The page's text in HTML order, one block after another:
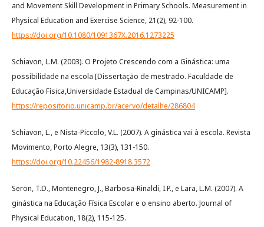
and Movement Skill Development in Primary Schools. Measurement in
Physical Education and Exercise Science, 21(2), 92-100.
https://doi.org/10.1080/1091367X.2016.1273225
Schiavon, L.M. (2003). O Projeto Crescendo com a Ginástica: uma
possibilidade na escola [Dissertação de mestrado. Faculdade de
Educação Física,Universidade Estadual de Campinas/UNICAMP].
https://repositorio.unicamp.br/acervo/detalhe/286804
Schiavon, L., e Nista-Piccolo, V.L. (2007). A ginástica vai à escola. Revista
Movimento, Porto Alegre, 13(3), 131-150.
https://doi.org/10.22456/1982-8918.3572
Seron, T.D., Montenegro, J., Barbosa-Rinaldi, I.P., e Lara, L.M. (2007). A
ginástica na Educação Física Escolar e o ensino aberto. Journal of
Physical Education, 18(2), 115-125.